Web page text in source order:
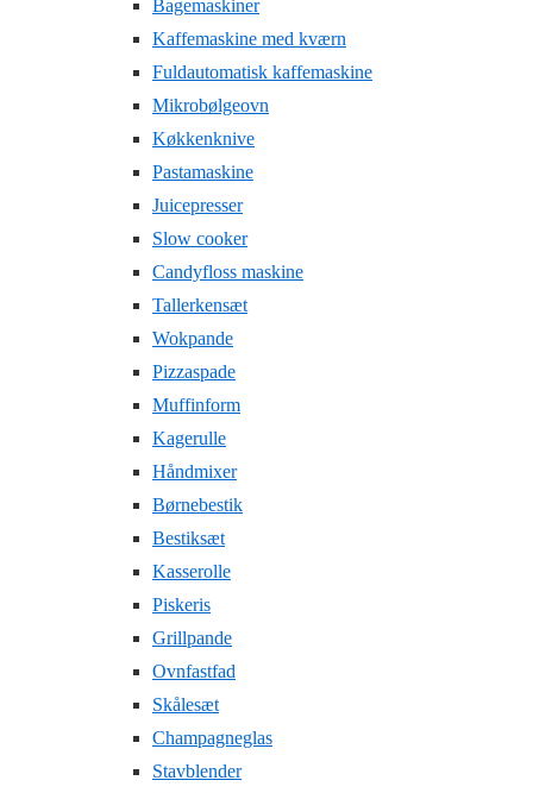
Bagemaskiner
Kaffemaskine med kværn
Fuldautomatisk kaffemaskine
Mikrobølgeovn
Køkkenknive
Pastamaskine
Juicepresser
Slow cooker
Candyfloss maskine
Tallerkensæt
Wokpande
Pizzaspade
Muffinform
Kagerulle
Håndmixer
Børnebestik
Bestiksæt
Kasserolle
Piskeris
Grillpande
Ovnfastfad
Skålesæt
Champagneglas
Stavblender